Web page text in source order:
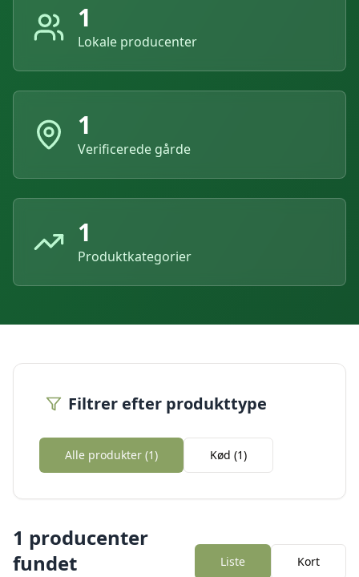
1
Lokale producenter
1
Verificerede gårde
1
Produktkategorier
Filtrer efter produkttype
Alle produkter (1) Kød (1)
1 producenter
fundet
Liste Kort